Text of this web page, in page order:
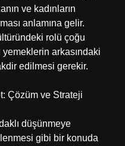
ve kadınların
anlamına gelir.
rolü çoğu
arkasındaki
edilmesi gerekir.
Çözüm ve Strateji
düşünmeye
gibi bir konuda